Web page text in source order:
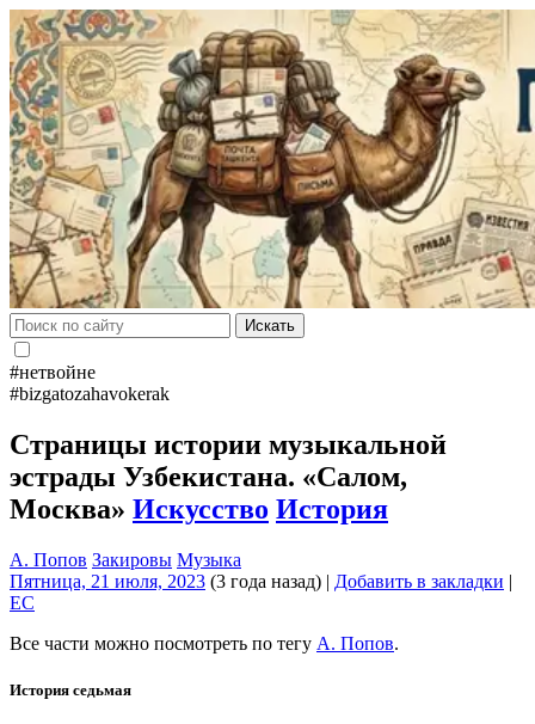
Искать
#нетвойне
#bizgatozahavokerak
Страницы истории музыкальной
эстрады Узбекистана. «Салом,
Москва» Искусство История
А. Попов Закировы Музыка
Пятница, 21 июля, 2023 (3 года назад) | Добавить в закладки |
EC
Все части можно посмотреть по тегу А. Попов.
История седьмая